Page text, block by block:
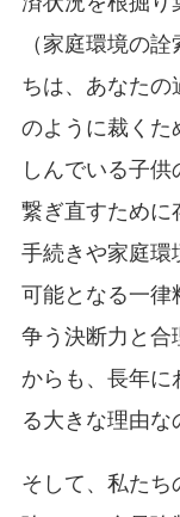
（家庭環境の
ちは、あなたの
のように裁くた
しんでいる子
繋ぎ直すために
手続きや家庭環
可能となる一律
争う決断力と合
からも、長年に
る大きな理由な
そして、私たち